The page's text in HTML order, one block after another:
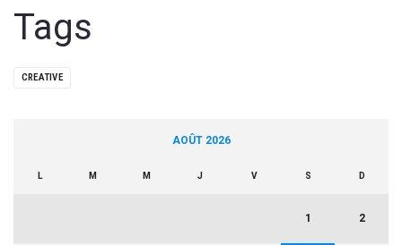
Tags
CREATIVE
AOÛT 2026
L M M J V S D
1 2